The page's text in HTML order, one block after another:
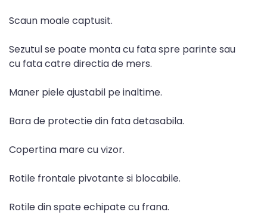
Scaun moale captusit.
Sezutul se poate monta cu fata spre parinte sau
cu fata catre directia de mers.
Maner piele ajustabil pe inaltime.
Bara de protectie din fata detasabila.
Copertina mare cu vizor.
Rotile frontale pivotante si blocabile.
Rotile din spate echipate cu frana.